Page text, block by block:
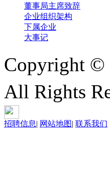
董事局主席致辞
企业组织架构
下属企业
大事记
Copyright ©
All Rights
招聘信息| 网站地图| 联系我们